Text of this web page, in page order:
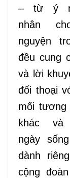
– từ ý
nhân
nguyện
đều cung
và lời
đối thoại
mối
khác và
ngày sống
dành
cộng